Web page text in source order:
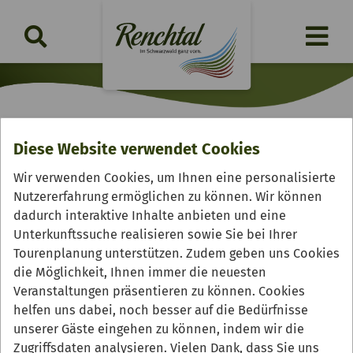
Diese Website verwendet Cookies
Wir verwenden Cookies, um Ihnen eine personalisierte
Nutzererfahrung ermöglichen zu können. Wir können
dadurch interaktive Inhalte anbieten und eine
Unterkunftssuche realisieren sowie Sie bei Ihrer
Tourenplanung unterstützen. Zudem geben uns Cookies
die Möglichkeit, Ihnen immer die neuesten
Veranstaltungen präsentieren zu können. Cookies
helfen uns dabei, noch besser auf die Bedürfnisse
unserer Gäste eingehen zu können, indem wir die
Zugriffsdaten analysieren. Vielen Dank, dass Sie uns
Gasthof "Pfauen"